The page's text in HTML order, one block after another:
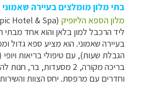
בתי מלון מומלצים בעיירה שאמוני
מלון הספא הליופיק
ליד הרכבל למון בלאן והוא אחד מבתי
בעיירה שאמוני. הוא מציע ספא גדול
הגבלת שעות), עם טיפולי בריאות
בריכה מקורה, 2 מסעדות, בר,
וחדרים עם מרפסת. יחס הצוות והשירות